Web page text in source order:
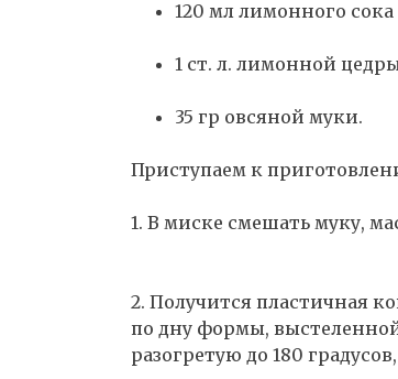
120 мл лимонного
1 ст. л. лимонной
35 гр овсяной муки.
Приступаем к
1. В миске смешать муку,
2. Получится пластичная
по дну формы,
разогретую до 180